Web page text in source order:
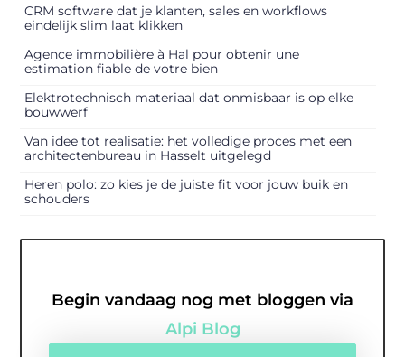
CRM software dat je klanten, sales en workflows
eindelijk slim laat klikken
Agence immobilière à Hal pour obtenir une
estimation fiable de votre bien
Elektrotechnisch materiaal dat onmisbaar is op elke
bouwwerf
Van idee tot realisatie: het volledige proces met een
architectenbureau in Hasselt uitgelegd
Heren polo: zo kies je de juiste fit voor jouw buik en
schouders
Begin vandaag nog met bloggen via
Alpi Blog